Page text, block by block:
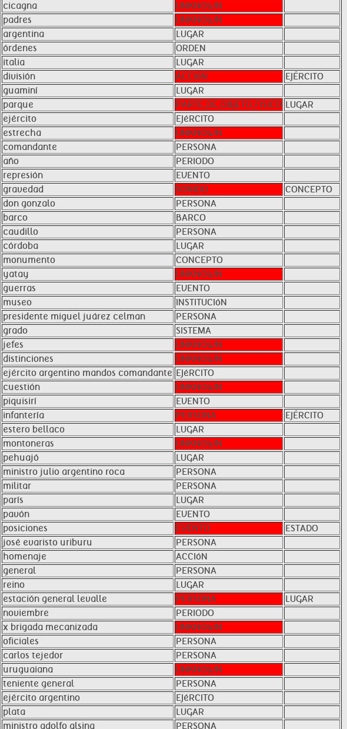
cicagna
UNKNOWN
padres
UNKNOWN
argentina
LUGAR
órdenes
ORDEN
italia
LUGAR
división
ACCIóN
EJÉRCITO
guaminí
LUGAR
parque
PARTE_DE_OBJETO_FíSICO LUGAR
ejército
EJéRCITO
estrecha
UNKNOWN
comandante
PERSONA
año
PERIODO
represión
EVENTO
gravedad
SONIDO
CONCEPTO
don gonzalo
PERSONA
barco
BARCO
caudillo
PERSONA
córdoba
LUGAR
monumento
CONCEPTO
yatay
UNKNOWN
guerras
EVENTO
museo
INSTITUCIóN
presidente miguel juárez celman
PERSONA
grado
SISTEMA
jefes
UNKNOWN
distinciones
UNKNOWN
ejército argentino mandos comandante EJéRCITO
cuestión
UNKNOWN
piquisirí
EVENTO
infantería
PERSONA
EJÉRCITO
estero bellaco
LUGAR
montoneras
UNKNOWN
pehuajó
LUGAR
ministro julio argentino roca
PERSONA
militar
PERSONA
parís
LUGAR
pavón
EVENTO
posiciones
EVENTO
ESTADO
josé evaristo uriburu
PERSONA
homenaje
ACCIóN
general
PERSONA
reino
LUGAR
estación general levalle
PERSONA
LUGAR
noviembre
PERIODO
x brigada mecanizada
UNKNOWN
oficiales
PERSONA
carlos tejedor
PERSONA
uruguaiana
UNKNOWN
teniente general
PERSONA
ejército argentino
EJéRCITO
plata
LUGAR
ministro adolfo alsina
PERSONA